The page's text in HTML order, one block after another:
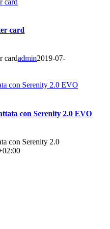
card
card
cardadmin2019-07-
con Serenity 2.0 EVO
con Serenity 2.0 EVO
con Serenity 2.0